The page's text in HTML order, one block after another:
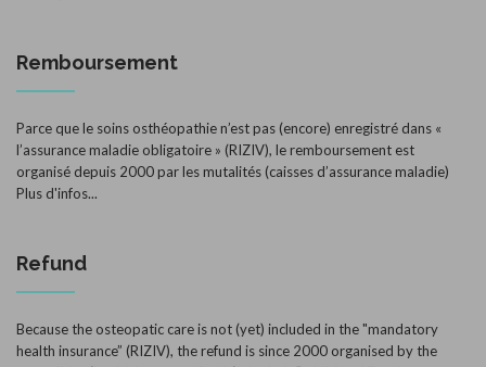
Remboursement
Parce que le soins osthéopathie n’est pas (encore) enregistré dans «
l’assurance maladie obligatoire » (RIZIV), le remboursement est
organisé depuis 2000 par les mutalités (caisses d’assurance maladie)
Plus d'infos...
Refund
Because the osteopatic care is not (yet) included in the "mandatory
health insurance” (RIZIV), the refund is since 2000 organised by the